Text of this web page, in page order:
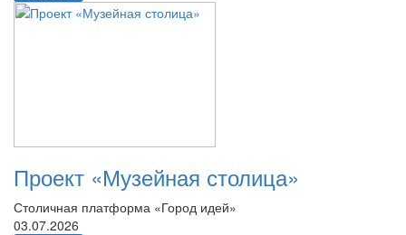
Проект «Музейная столица»
Столичная платформа «Город идей»
03.07.2026